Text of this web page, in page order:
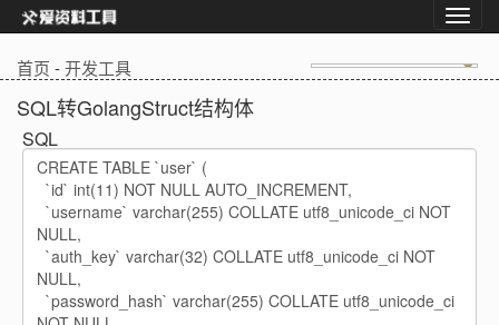
首页 -开发工具
SQL转GolangStruct结构体
SQL